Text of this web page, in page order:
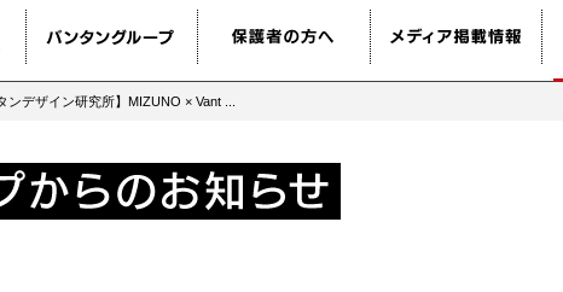
ンデザイン研究所】MIZUNO × Vant ...